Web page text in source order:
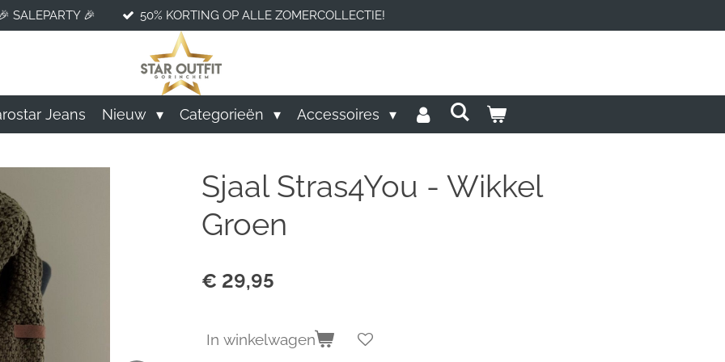
SALEPARTY 🎉 50% KORTING OP ALLE ZOMERCOLLECTIE!
Jeans Nieuw Categorieën Accessoires
Sjaal Stras4You - Wikkel
Groen
€ 29,95
In winkelwagen